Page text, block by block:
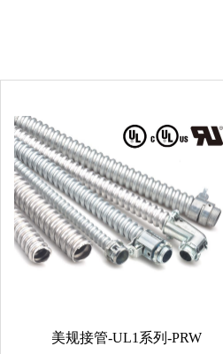
美规接管-UL1系列-PRW